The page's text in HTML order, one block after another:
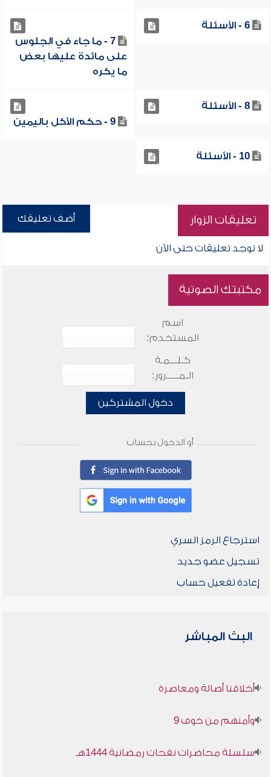
6 - الأسئلة
7 - ما جاء في الجلوس
على مائدة عليها بعض
ما يكره
8 - الأسئلة
9 - حكم الأكل باليمين
10 - الأسئلة
تعليقات الزوار أضف تعليقك
لا توجد تعليقات حتى الآن
مكتبتك الصوتية
اسم
المستخدم:
كـلـــمـة
الـمـــــرور:
دخول المشتركين
أو الدخول بحساب
استرجاع الرمز السري
تسجيل عضو جديد
إعادة تفعيل حساب
البث المباشر
أخلاقنا أصالة ومعاصرة
وأمنهم من خوف 9
سلسلة محاضرات نفحات رمضانية 1444هـ